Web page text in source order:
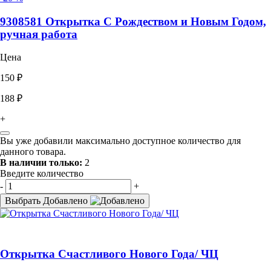
9308581 Открытка С Рождеством и Новым Годом,
ручная работа
Цена
150 ₽
188 ₽
+
Вы уже добавили максимально доступное количество для
данного товара.
В наличии только: 2
Введите количество
-
+
Выбрать Добавлено
Открытка Счастливого Нового Года/ ЧЦ